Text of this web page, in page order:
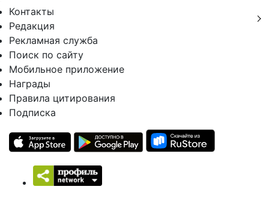
Контакты
Редакция
Рекламная служба
Поиск по сайту
Мобильное приложение
Награды
Правила цитирования
Подписка